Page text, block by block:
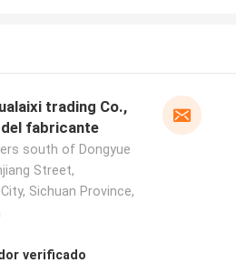
trading Co.,
fabricante
south of Dongyue
Street,
Sichuan Province,
verificado